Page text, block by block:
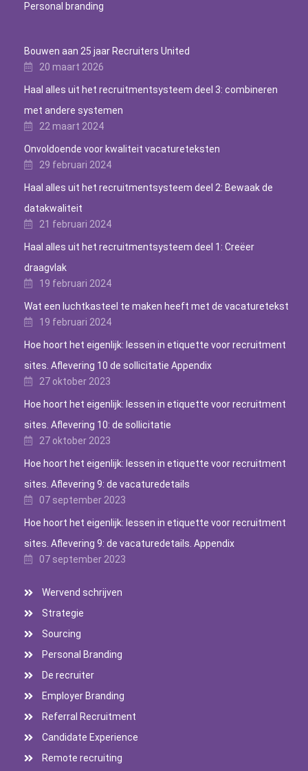
Personal branding
Bouwen aan 25 jaar Recruiters United
20 maart 2026
Haal alles uit het recruitmentsysteem deel 3: combineren
met andere systemen
22 maart 2024
Onvoldoende voor kwaliteit vacatureteksten
29 februari 2024
Haal alles uit het recruitmentsysteem deel 2: Bewaak de
datakwaliteit
21 februari 2024
Haal alles uit het recruitmentsysteem deel 1: Creëer
draagvlak
19 februari 2024
Wat een luchtkasteel te maken heeft met de vacaturetekst
19 februari 2024
Hoe hoort het eigenlijk: lessen in etiquette voor recruitment
sites. Aflevering 10 de sollicitatie Appendix
27 oktober 2023
Hoe hoort het eigenlijk: lessen in etiquette voor recruitment
sites. Aflevering 10: de sollicitatie
27 oktober 2023
Hoe hoort het eigenlijk: lessen in etiquette voor recruitment
sites. Aflevering 9: de vacaturedetails
07 september 2023
Hoe hoort het eigenlijk: lessen in etiquette voor recruitment
sites. Aflevering 9: de vacaturedetails. Appendix
07 september 2023
Wervend schrijven
Strategie
Sourcing
Personal Branding
De recruiter
Employer Branding
Referral Recruitment
Candidate Experience
Remote recruiting